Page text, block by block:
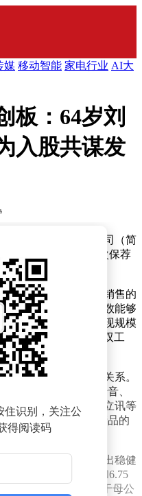
媒 移动智能 家电行业 AI大
板：64岁刘
入股共谋发
好达电子股份有限公司（简
正式获得受理。此次保荐
蒋红亚和李凯。
发、设计、生产与销售的
特地位。它是极少数能够
装测试全流程，并实现规模
产品涵盖滤波器、双工
领域。
知名品牌建立合作关系。
星、中兴、荣耀、传音、
旗、天珑、闻泰、立讯等
了市场对好达电子产品的
基础。
至2025年期间表现出稳健
亿元、6.07亿元和6.75
此期间，公司归属于母公
住识别，关注公
得阅读码